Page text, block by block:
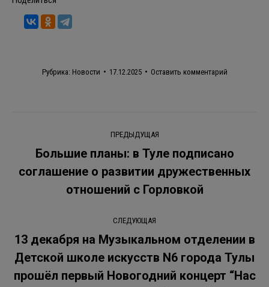
Рубрика: Новости 17.12.2025 Оставить комментарий
записям
ПРЕДЫДУЩАЯ
Предыдущая
запись:
Большие планы: в Туле подписано
соглашение о развитии дружественных
отношений с Горловкой
СЛЕДУЮЩАЯ
Следующая
запись:
13 декабря на Музыкальном отделении в
Детской школе искусств N6 города Тулы
прошёл первый Новогодний концерт “Нас